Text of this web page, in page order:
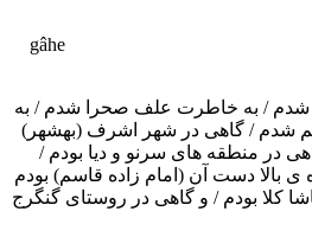
گاهِه گَنگرجِ دَسگا دَئیمه[52] gâhe
/ به خاطرت علف صحرا شدم / به
شدم / گاهی در شهر اشرف (بهشهر)
در منطقه های سرنو و دیا بودم /
ی بالا دست آن (امام زاده قاسم) بودم
کلا بودم / و گاهی در روستای گنگرج